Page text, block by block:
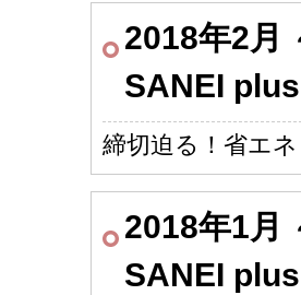
2018年2月
SANEI plus
締切迫る！省エ
2018年1月
SANEI plus